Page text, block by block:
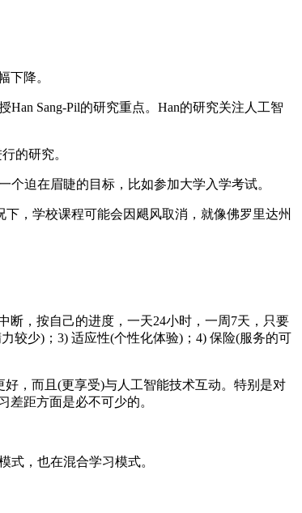
下降。
Sang-Pil的研究重点。Han的研究关注人工智
的研究。
迫在眉睫的目标，比如参加大学入学考试。
，学校课程可能会因飓风取消，就像佛罗里达州
，按自己的进度，一天24小时，一周7天，只要
较少)；3) 适应性(个性化体验)；4) 保险(服务的可
，而且(更享受)与人工智能技术互动。特别是对
距方面是必不可少的。
式，也在混合学习模式。